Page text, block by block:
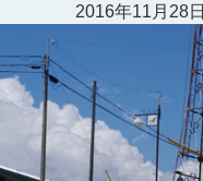
2016年11月28日